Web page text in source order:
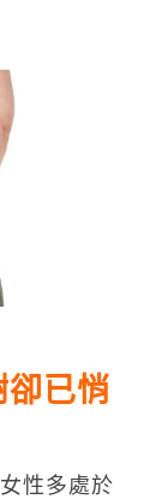
已悄
性多處於